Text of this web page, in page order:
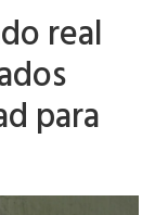
real
para